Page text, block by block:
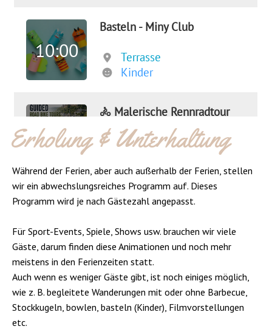
Erholung & Unterhaltung
Während der Ferien, aber auch außerhalb der Ferien, stellen
wir ein abwechslungsreiches Programm auf. Dieses
Programm wird je nach Gästezahl angepasst.
Für Sport-Events, Spiele, Shows usw. brauchen wir viele
Gäste, darum finden diese Animationen und noch mehr
meistens in den Ferienzeiten statt.
Auch wenn es weniger Gäste gibt, ist noch einiges möglich,
wie z. B. begleitete Wanderungen mit oder ohne Barbecue,
Stockkugeln, bowlen, basteln (Kinder), Filmvorstellungen
etc.